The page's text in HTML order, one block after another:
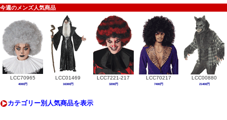
今週のメンズ人気商品
LCC70965
4000円
LCC01469
16300円
LCC7221-217
3200円
LCC70217
7400円
LCC00880
21400円
カテゴリー別人気商品を表示